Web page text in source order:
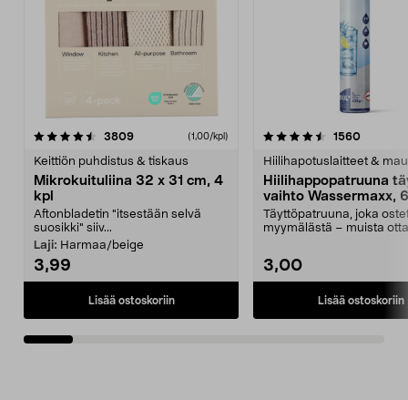
3809arvostelut (1,00/kpl)
Keittiön puhdistus & tiskaus
Mikrokuituliina 32 x 31 cm, 4
kpl
Aftonbladetin "itsestään selvä
suosikki" siiv...
Laji: Harmaa/beige
3,99
Lisää ostoskoriin
4.5viidestä
1560
Hiilihapotuslaitteet &
Hiilihappopatruuna
vaihto Wassermaxx,
Täyttöpatruuna, joka
myymälästä – muista
3,00
Lisää ostoskoriin
4.5viidestä